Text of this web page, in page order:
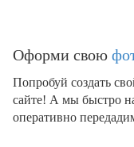
Оформи свою
Попробуй создать
сайте! А мы быстро
оперативно